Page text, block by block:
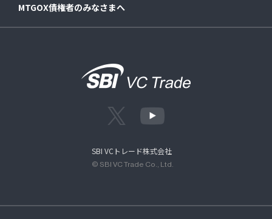
MTGOX債権者のみなさまへ
SBI VCトレード株式会社
© SBI VC Trade Co., Ltd.